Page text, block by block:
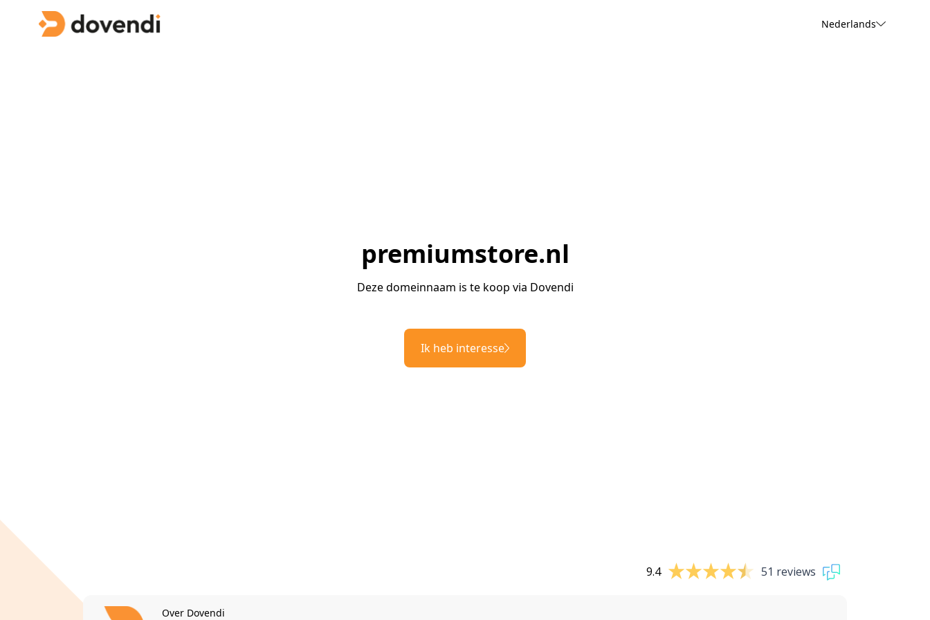
Nederlands
premiumstore.nl
Deze domeinnaam is te koop via Dovendi
Ik heb interesse
9.4 51 reviews
Over Dovendi